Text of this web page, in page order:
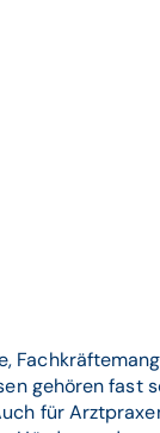
gehören fast
für